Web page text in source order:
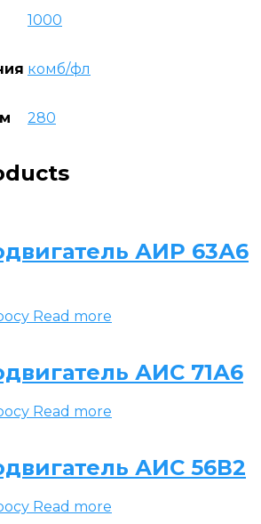
1000
комб/фл
280
АИР 63А6
Read more
АИС 71А6
Read more
АИС 56В2
Read more